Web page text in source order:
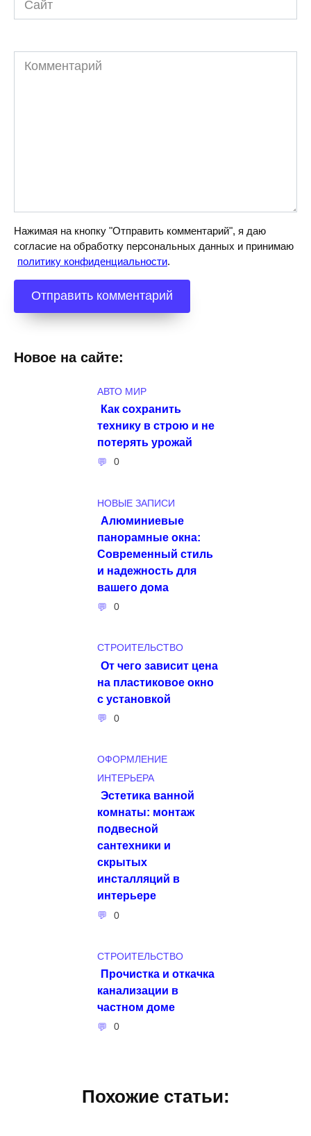
Комментарий
Нажимая на кнопку "Отправить комментарий", я даю
согласие на обработку персональных данных и принимаю
политику конфиденциальности.
Новое на сайте:
АВТО МИР
Как сохранить
технику в строю и не
потерять урожай
0
НОВЫЕ ЗАПИСИ
Алюминиевые
панорамные окна:
Современный стиль
и надежность для
вашего дома
0
СТРОИТЕЛЬСТВО
От чего зависит цена
на пластиковое окно
с установкой
0
ОФОРМЛЕНИЕ
ИНТЕРЬЕРА
Эстетика ванной
комнаты: монтаж
подвесной
сантехники и
скрытых
инсталляций в
интерьере
0
СТРОИТЕЛЬСТВО
Прочистка и откачка
канализации в
частном доме
0
Похожие статьи: